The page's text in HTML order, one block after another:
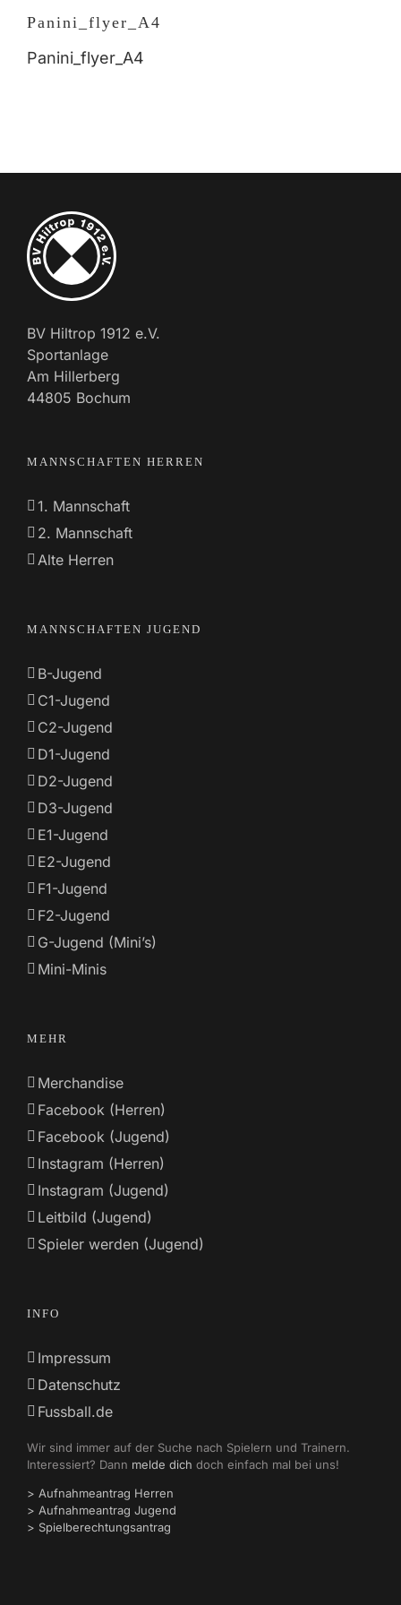
Panini_flyer_A4
Panini_flyer_A4
BV Hiltrop 1912 e.V.
Sportanlage
Am Hillerberg
44805 Bochum
MANNSCHAFTEN HERREN
1. Mannschaft
2. Mannschaft
Alte Herren
MANNSCHAFTEN JUGEND
B-Jugend
C1-Jugend
C2-Jugend
D1-Jugend
D2-Jugend
D3-Jugend
E1-Jugend
E2-Jugend
F1-Jugend
F2-Jugend
G-Jugend (Mini’s)
Mini-Minis
MEHR
Merchandise
Facebook (Herren)
Facebook (Jugend)
Instagram (Herren)
Instagram (Jugend)
Leitbild (Jugend)
Spieler werden (Jugend)
INFO
Impressum
Datenschutz
Fussball.de
Wir sind immer auf der Suche nach Spielern und Trainern.
Interessiert? Dann melde dich doch einfach mal bei uns!
> Aufnahmeantrag Herren
> Aufnahmeantrag Jugend
> Spielberechtungsantrag